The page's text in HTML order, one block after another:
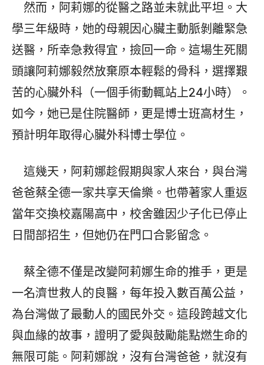
然而，阿莉娜的從醫之路並未就此平坦。大
學三年級時，她的母親因心臟主動脈剝離緊急
送醫，所幸急救得宜，撿回一命。這場生死關
頭讓阿莉娜毅然放棄原本輕鬆的骨科，選擇艱
苦的心臟外科（一個手術動輒站上24小時）。
如今，她已是住院醫師，更是博士班高材生，
預計明年取得心臟外科博士學位。
這幾天，阿莉娜趁假期與家人來台，與台灣
爸爸蔡全德一家共享天倫樂。也帶著家人重返
當年交換校嘉陽高中，校舍雖因少子化已停止
日間部招生，但她仍在門口合影留念。
蔡全德不僅是改變阿莉娜生命的推手，更是
一名濟世救人的良醫，每年投入數百萬公益，
為台灣做了最動人的國民外交。這段跨越文化
與血緣的故事，證明了愛與鼓勵能點燃生命的
無限可能。阿莉娜說，沒有台灣爸爸，就沒有